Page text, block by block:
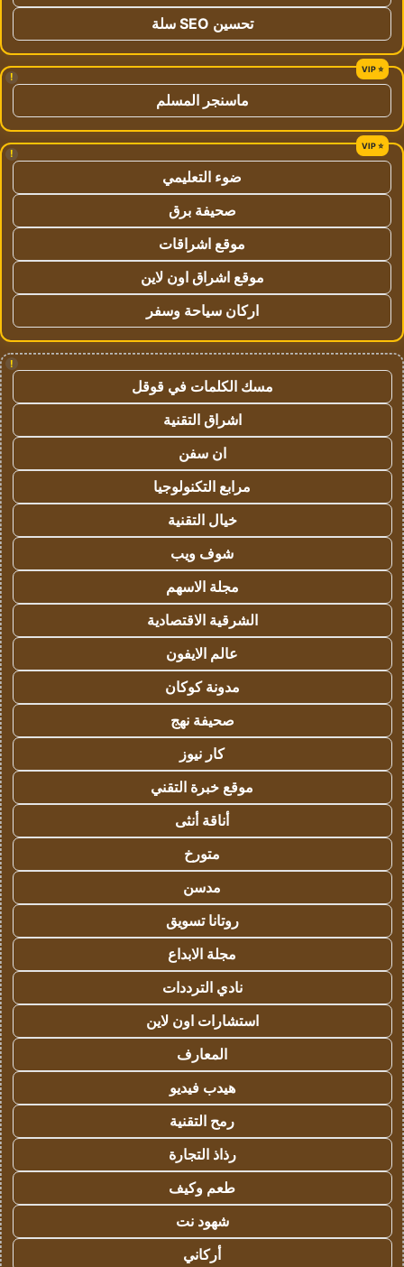
تحسين SEO سلة
!
ماسنجر المسلم
!
ضوء التعليمي
صحيفة برق
موقع اشراقات
موقع اشراق اون لاين
اركان سياحة وسفر
!
مسك الكلمات في قوقل
اشراق التقنية
ان سفن
مرابع التكنولوجيا
خيال التقنية
شوف ويب
مجلة الاسهم
الشرقية الاقتصادية
عالم الايفون
مدونة كوكان
صحيفة نهج
كار نيوز
موقع خبرة التقني
أناقة أنثى
متورخ
مدسن
روتانا تسويق
مجلة الابداع
نادي الترددات
استشارات اون لاين
المعارف
هيدب فيديو
رمح التقنية
رذاذ التجارة
طعم وكيف
شهود نت
أركاني